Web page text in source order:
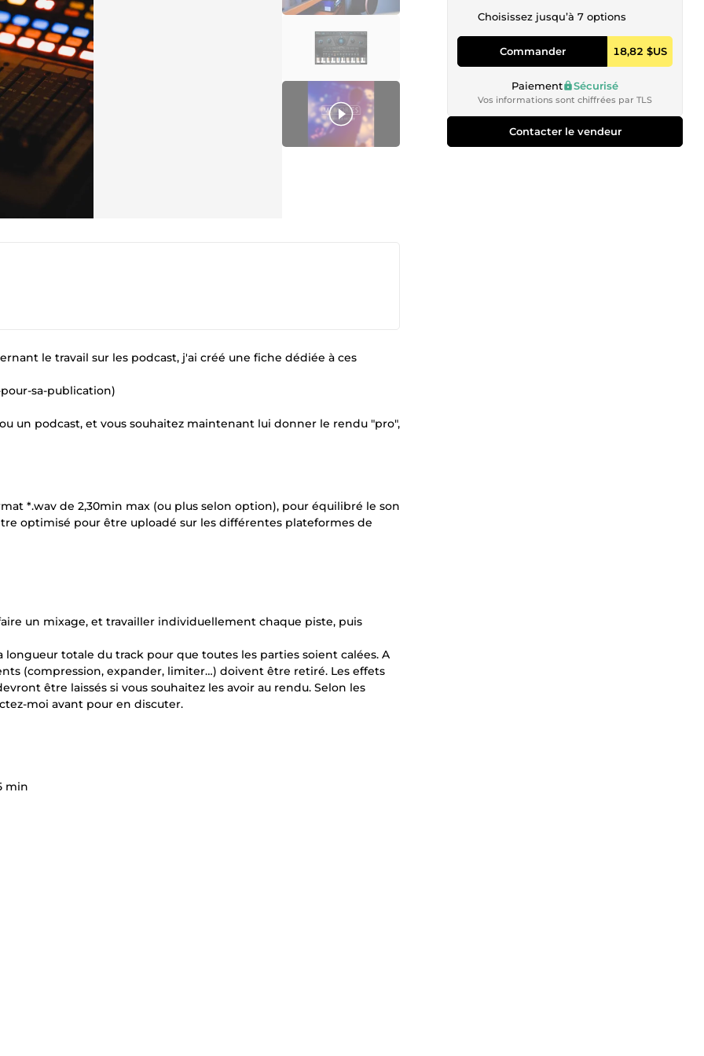
le travail sur les podcast, j'ai créé une fiche dédiée à ces
sa-publication)
un podcast, et vous souhaitez maintenant lui donner le rendu "pro",
*.wav de 2,30min max (ou plus selon option), pour équilibré le son
optimisé pour être uploadé sur les différentes plateformes de
un mixage, et travailler individuellement chaque piste, puis
longueur totale du track pour que toutes les parties soient calées. A
(compression, expander, limiter…) doivent être retiré. Les effets
être laissés si vous souhaitez les avoir au rendu. Selon les
moi avant pour en discuter.
min
Choisissez jusqu’à 7 options
Commander 18,82 $US
Paiement Sécurisé
Vos informations sont chiffrées par TLS
Contacter le vendeur